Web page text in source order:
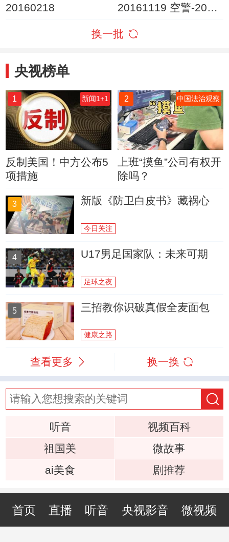
20160218
20161119 空警-2000
民族脊梁
换一批
央视榜单
1 新闻1+1
反制美国！中方公布5
项措施
2 中国法治观察
上班“摸鱼”公司有权开
除吗？
3 新版《防卫白皮书》藏祸心
今日关注
4 U17男足国家队：未来可期
足球之夜
5 三招教你识破真假全麦面包
健康之路
查看更多 换一换
听音
视频百科
祖国美
微故事
ai美食
剧推荐
首页 直播 听音 央视影音 微视频